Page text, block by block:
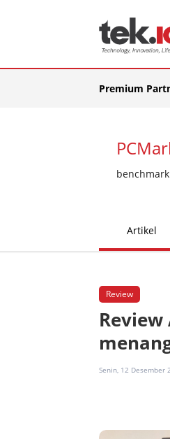
Premium
Artikel
Review
Review
Senin, 12 Desember